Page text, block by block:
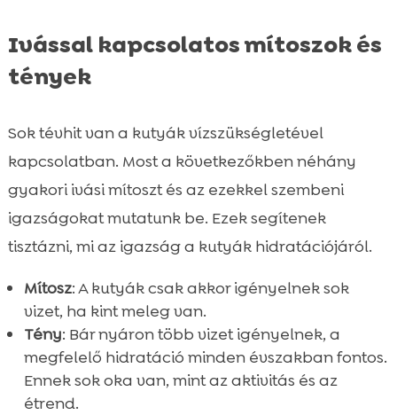
Ivással kapcsolatos mítoszok és
tények
Sok tévhit van a kutyák vízszükségletével
kapcsolatban. Most a következőkben néhány
gyakori ivási mítoszt és az ezekkel szembeni
igazságokat mutatunk be. Ezek segítenek
tisztázni, mi az igazság a kutyák hidratációjáról.
Mítosz: A kutyák csak akkor igényelnek sok
vizet, ha kint meleg van.
Tény: Bár nyáron több vizet igényelnek, a
megfelelő hidratáció minden évszakban fontos.
Ennek sok oka van, mint az aktivitás és az
étrend.